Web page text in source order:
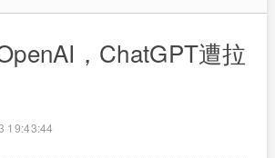
，ChatGPT遭拉
19:43:44